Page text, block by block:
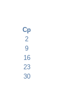
Ср
2
9
16
23
30